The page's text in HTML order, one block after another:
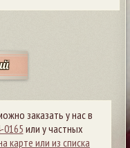
заказать у нас в
0165или у частных
карте или из списка